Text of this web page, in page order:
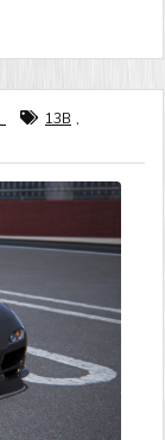
13B ,